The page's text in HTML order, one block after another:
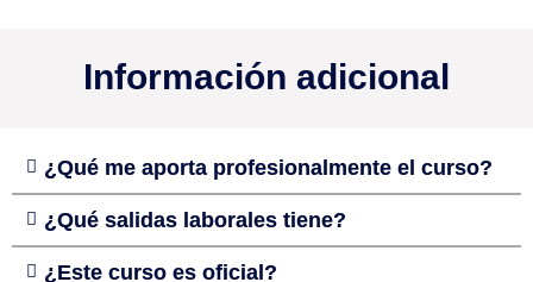
Información adicional
¿Qué me aporta profesionalmente el curso?
¿Qué salidas laborales tiene?
¿Este curso es oficial?